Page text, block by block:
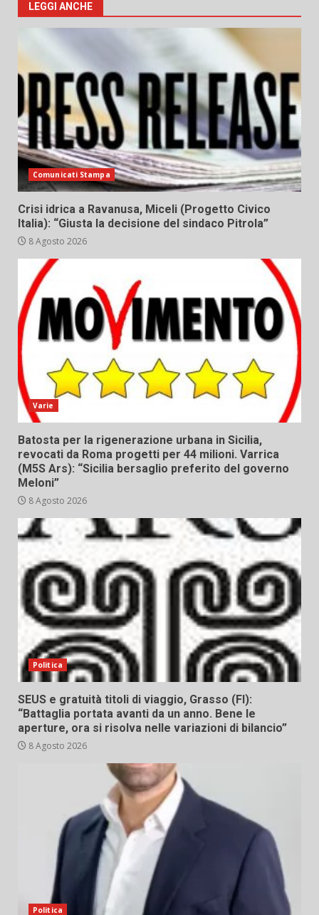
LEGGI ANCHE
Comunicati Stampa
Crisi idrica a Ravanusa, Miceli (Progetto Civico
Italia): “Giusta la decisione del sindaco Pitrola”
8 Agosto 2026
Varie
Batosta per la rigenerazione urbana in Sicilia,
revocati da Roma progetti per 44 milioni. Varrica
(M5S Ars): “Sicilia bersaglio preferito del governo
Meloni”
8 Agosto 2026
Politica
SEUS e gratuità titoli di viaggio, Grasso (FI):
“Battaglia portata avanti da un anno. Bene le
aperture, ora si risolva nelle variazioni di bilancio”
8 Agosto 2026
Politica